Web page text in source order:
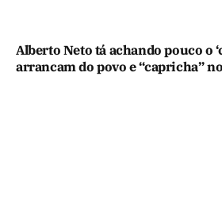
Alberto Neto tá achando pouco o
arrancam do povo e “capricha”